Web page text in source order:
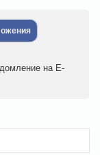
на E-